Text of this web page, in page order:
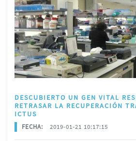
DESCUBIERTO UN GEN VITAL
RETRASAR LA RECUPERACIÓN
ICTUS
FECHA: 2019-01-21 10:17:15